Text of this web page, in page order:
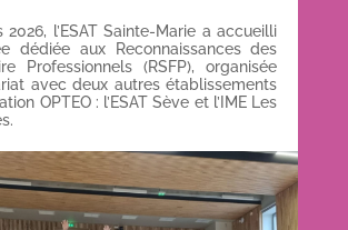
2026, l’ESAT Sainte-Marie a accueilli
dédiée aux Reconnaissances des
Professionnels (RSFP), organisée
avec deux autres établissements
OPTEO : l’ESAT Sève et l’IME Les